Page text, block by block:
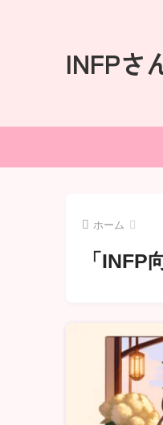
INFPさ
ホーム
「